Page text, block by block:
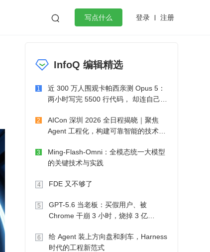
 写点什么 登录 注册
微服务架构 flutter
InfoQ 编辑精选
1
近 300 万人围观卡帕西亲测 Opus 5：
两小时写完 5500 行代码， 却连自己写
2
AICon 深圳 2026 全日程揭晓｜聚焦
Agent 工程化，构建可靠智能的技术路
3
Ming-Flash-Omni：全模态统一大模型
的关键技术与实践
4 FDE 又不够了
5
GPT-5.6 当老板：买假用户、被
Chrome 干崩 3 小时，烧掉 3 亿
6
给 Agent 装上方向盘和刹车，Harness
时代的工程新范式